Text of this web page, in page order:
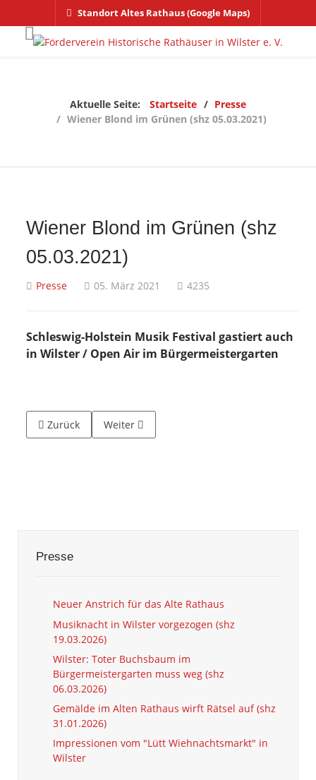
Standort Altes Rathaus (Google Maps)
Aktuelle Seite: Startseite
Presse
Wiener Blond im Grünen (shz 05.03.2021)
Wiener Blond im Grünen (shz
05.03.2021)
Presse 05. März 2021 4235
Schleswig-Holstein Musik Festival gastiert auch
in Wilster / Open Air im Bürgermeistergarten
Vorheriger Beitrag: Rathäuser: Türen offen für Besucher
Zurück Nächster Beitrag: Versammlung erst 2021
Weiter
Presse
Neuer Anstrich für das Alte Rathaus
Musiknacht in Wilster vorgezogen (shz
19.03.2026)
Wilster: Toter Buchsbaum im
Bürgermeistergarten muss weg (shz
06.03.2026)
Gemälde im Alten Rathaus wirft Rätsel auf (shz
31.01.2026)
Impressionen vom "Lütt Wiehnachtsmarkt" in
Wilster